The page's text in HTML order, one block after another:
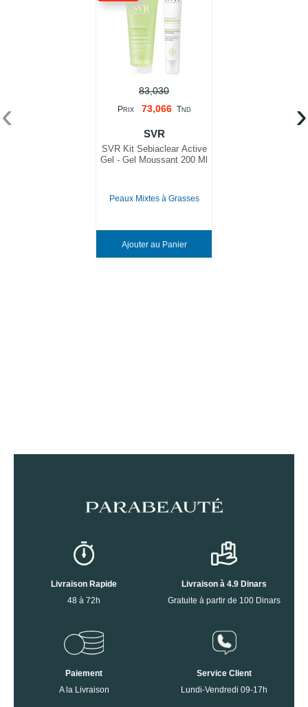
83,030
PRIX 73,066 TND
SVR
SVR Kit Sebiaclear Active
Gel - Gel Moussant 200 Ml
Peaux Mixtes à Grasses
Ajouter au Panier
‹ ›
Livraison Rapide
48 à 72h
Livraison à 4.9 Dinars
Gratuite à partir de 100 Dinars
Paiement
A la Livraison
Service Client
Lundi-Vendredi 09-17h